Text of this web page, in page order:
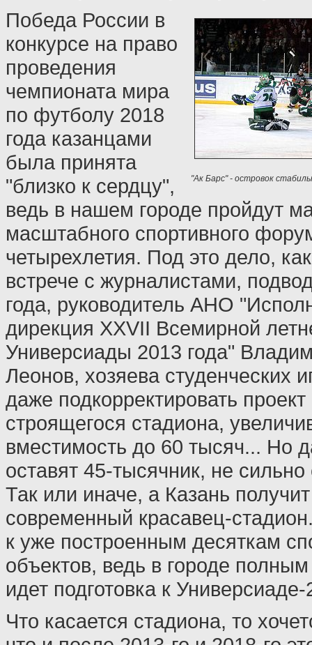
"Ак Барс" - островок
Победа России в
конкурсе на право
проведения
чемпионата мира
по футболу 2018
года казанцами
была принята
"близко к сердцу",
ведь в нашем городе пройдут
масштабного спортивного
четырехлетия. Под это дело,
встрече с журналистами,
года, руководитель АНО
дирекция XXVII Всемирной
Универсиады 2013 года"
Леонов, хозяева студенческих
даже подкорректировать проект
строящегося стадиона,
вместимость до 60 тысяч... Но
оставят 45-тысячник, не
Так или иначе, а Казань
современный красавец-
к уже построенным десяткам
объектов, ведь в городе
идет подготовка к
Что касается стадиона, то